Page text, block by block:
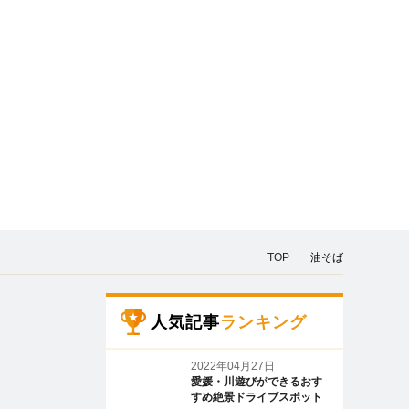
TOP 油そば
人気記事ランキング
2022年04月27日
愛媛・川遊びができるおす
すめ絶景ドライブスポット